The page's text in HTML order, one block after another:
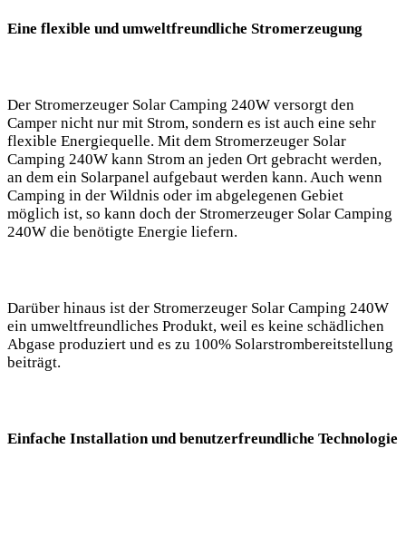
Eine flexible​ und umweltfreundliche Stromerzeugung
Der Stromerzeuger Solar ​Camping 240W ⁢versorgt den
Camper nicht nur mit Strom, sondern es ⁣ist auch eine sehr
flexible Energiequelle. Mit dem⁤ Stromerzeuger Solar
Camping ⁣240W kann Strom an jeden Ort gebracht‌ werden,
an dem ⁢ein Solarpanel aufgebaut werden kann. Auch wenn
Camping in der ⁤Wildnis oder im abgelegenen Gebiet
möglich ist,‍ so kann doch⁤ der Stromerzeuger ​Solar Camping‌
240W⁢ die benötigte Energie liefern.
Darüber hinaus ist der Stromerzeuger Solar Camping 240W
ein umweltfreundliches‍ Produkt, weil es keine schädlichen
Abgase produziert ⁤und es zu 100% Solarstrombereitstellung
beiträgt.
Einfache Installation ⁤und benutzerfreundliche Technologie